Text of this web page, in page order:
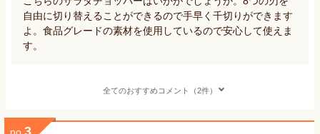
自由に切り替えることができるので手早く千切りができます
よ。食品グレードの素材を使用しているので安心して使えま
す。
全てのおすすめコメント（2件）
3